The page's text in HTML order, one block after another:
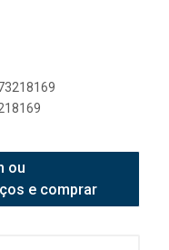
ou
e comprar